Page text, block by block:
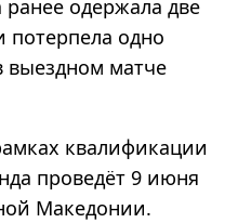
одержала две
одно
матче
квалификации
проведёт 9 июня
Македонии.